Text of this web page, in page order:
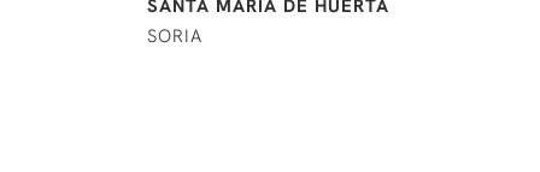
SANTA MARÍA DE HUERTA
SORIA